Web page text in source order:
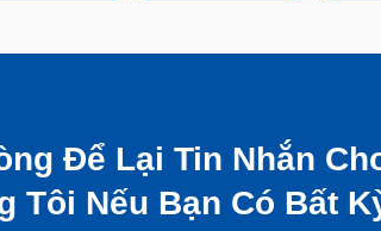
Để Lại Tin Nhắn
Tôi Nếu Bạn Có Bất